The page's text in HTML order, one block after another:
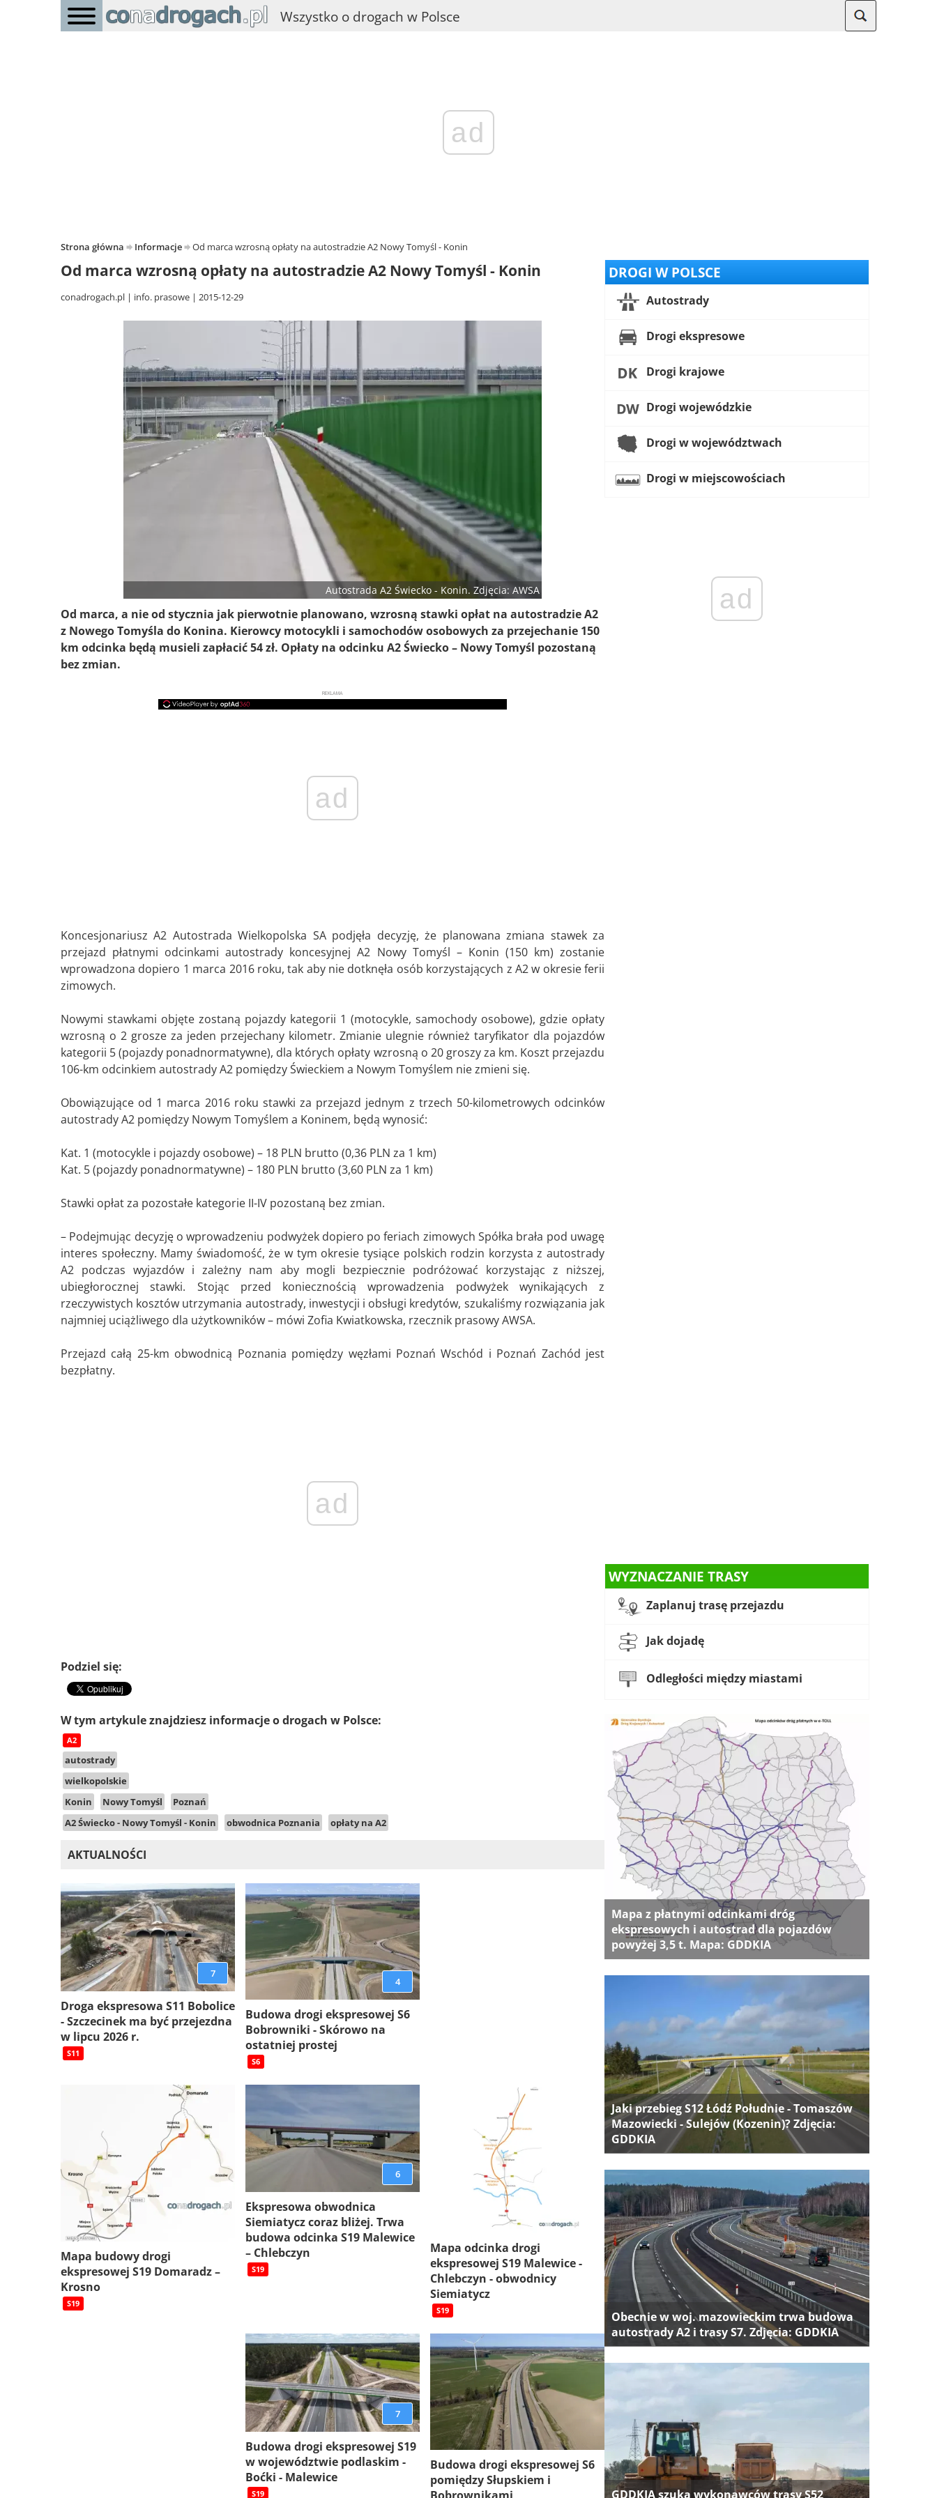
Wszystko o drogach w Polsce
ad
Strona główna Informacje Od marca wzrosną opłaty na autostradzie A2 Nowy Tomyśl - Konin
Od marca wzrosną opłaty na autostradzie A2 Nowy Tomyśl - Konin
conadrogach.pl info. prasowe 2015-12-29
Autostrada A2 Świecko - Konin. Zdjęcia: AWSA
Od marca, a nie od stycznia jak pierwotnie planowano, wzrosną stawki opłat na autostradzie A2
z Nowego Tomyśla do Konina. Kierowcy motocykli i samochodów osobowych za przejechanie 150
km odcinka będą musieli zapłacić 54 zł. Opłaty na odcinku A2 Świecko – Nowy Tomyśl pozostaną
bez zmian.
REKLAMA
ad
Koncesjonariusz A2 Autostrada Wielkopolska SA podjęła decyzję, że planowana zmiana stawek za
przejazd płatnymi odcinkami autostrady koncesyjnej A2 Nowy Tomyśl – Konin (150 km) zostanie
wprowadzona dopiero 1 marca 2016 roku, tak aby nie dotknęła osób korzystających z A2 w okresie ferii
zimowych.
Nowymi stawkami objęte zostaną pojazdy kategorii 1 (motocykle, samochody osobowe), gdzie opłaty
wzrosną o 2 grosze za jeden przejechany kilometr. Zmianie ulegnie również taryfikator dla pojazdów
kategorii 5 (pojazdy ponadnormatywne), dla których opłaty wzrosną o 20 groszy za km. Koszt przejazdu
106-km odcinkiem autostrady A2 pomiędzy Świeckiem a Nowym Tomyślem nie zmieni się.
Obowiązujące od 1 marca 2016 roku stawki za przejazd jednym z trzech 50-kilometrowych odcinków
autostrady A2 pomiędzy Nowym Tomyślem a Koninem, będą wynosić:
Kat. 1 (motocykle i pojazdy osobowe) – 18 PLN brutto (0,36 PLN za 1 km)
Kat. 5 (pojazdy ponadnormatywne) – 180 PLN brutto (3,60 PLN za 1 km)
Stawki opłat za pozostałe kategorie II-IV pozostaną bez zmian.
– Podejmując decyzję o wprowadzeniu podwyżek dopiero po feriach zimowych Spółka brała pod uwagę
interes społeczny. Mamy świadomość, że w tym okresie tysiące polskich rodzin korzysta z autostrady
A2 podczas wyjazdów i zależny nam aby mogli bezpiecznie podróżować korzystając z niższej,
ubiegłorocznej stawki. Stojąc przed koniecznością wprowadzenia podwyżek wynikających z
rzeczywistych kosztów utrzymania autostrady, inwestycji i obsługi kredytów, szukaliśmy rozwiązania jak
najmniej uciążliwego dla użytkowników – mówi Zofia Kwiatkowska, rzecznik prasowy AWSA.
Przejazd całą 25-km obwodnicą Poznania pomiędzy węzłami Poznań Wschód i Poznań Zachód jest
bezpłatny.
ad
Podziel się:
W tym artykule znajdziesz informacje o drogach w Polsce:
A2
autostrady
wielkopolskie
Konin
Nowy Tomyśl
Poznań
A2 Świecko - Nowy Tomyśl - Konin
obwodnica Poznania opłaty na A2
AKTUALNOŚCI
7
Droga ekspresowa S11 Bobolice
- Szczecinek ma być przejezdna
w lipcu 2026 r.
S11
4
Budowa drogi ekspresowej S6
Bobrowniki - Skórowo na
ostatniej prostej
S6
Mapa budowy drogi
ekspresowej S19 Domaradz –
Krosno
S19
6
Ekspresowa obwodnica
Siemiatycz coraz bliżej. Trwa
budowa odcinka S19 Malewice
– Chlebczyn
S19
Mapa odcinka drogi
ekspresowej S19 Malewice -
Chlebczyn - obwodnicy
Siemiatycz
S19
7
Budowa drogi ekspresowej S19
w województwie podlaskim -
Boćki - Malewice
S19
Budowa drogi ekspresowej S6
pomiędzy Słupskiem i
DROGI W POLSCE
Autostrady
Drogi ekspresowe
Drogi krajowe
Drogi wojewódzkie
Drogi w województwach
Drogi w miejscowościach
ad
WYZNACZANIE TRASY
Zaplanuj trasę przejazdu
Jak dojadę
Odległości między miastami
Mapa z płatnymi odcinkami dróg
ekspresowych i autostrad dla pojazdów
powyżej 3,5 t. Mapa: GDDKIA
Jaki przebieg S12 Łódź Południe - Tomaszów
Mazowiecki - Sulejów (Kozenin)? Zdjęcia:
GDDKIA
Obecnie w woj. mazowieckim trwa budowa
autostrady A2 i trasy S7. Zdjęcia: GDDKIA
GDDKIA szuka wykonawców trasy S52